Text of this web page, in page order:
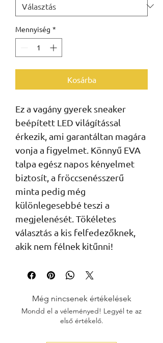
Mennyiség *
Kosárba
Ez a vagány gyerek sneaker
beépített LED világítással
érkezik, ami garantáltan magára
vonja a figyelmet. Könnyű EVA
talpa egész napos kényelmet
biztosít, a fröccsenésszerű
minta pedig még
különlegesebbé teszi a
megjelenését. Tökéletes
választás a kis felfedezőknek,
akik nem félnek kitűnni!
Még nincsenek értékelések
Mondd el a véleményed! Legyél te az
első értékelő.